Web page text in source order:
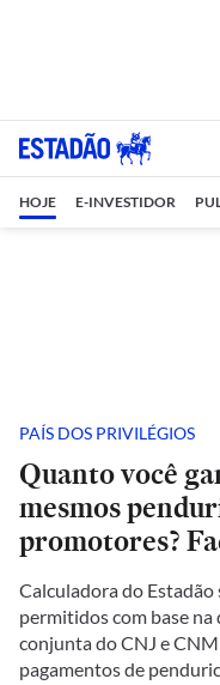
HOJE E-INVESTIDOR
PAÍS DOS PRIVILÉGIOS
Quanto você
mesmos
promotores?
Calculadora do Estadão
permitidos com base na
conjunta do CNJ e
pagamentos de